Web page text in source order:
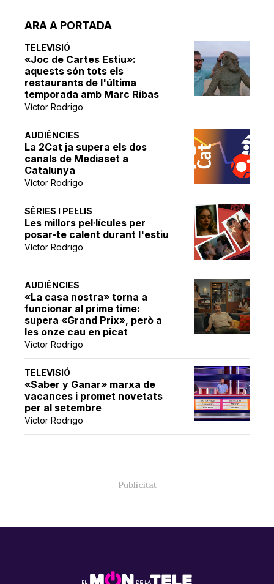
ARA A PORTADA
TELEVISIÓ
«Joc de Cartes Estiu»:
aquests són tots els
restaurants de l'última
temporada amb Marc Ribas
Víctor Rodrigo
AUDIÈNCIES
La 2Cat ja supera els dos
canals de Mediaset a
Catalunya
Víctor Rodrigo
SÈRIES I PEL·LIS
Les millors pel·lícules per
posar-te calent durant l'estiu
Víctor Rodrigo
AUDIÈNCIES
«La casa nostra» torna a
funcionar al prime time:
supera «Grand Prix», però a
les onze cau en picat
Víctor Rodrigo
TELEVISIÓ
«Saber y Ganar» marxa de
vacances i promet novetats
per al setembre
Víctor Rodrigo